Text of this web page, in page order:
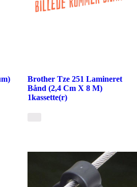
Brother Tze 251 Lamineret
Bånd (2,4 Cm X 8 M)
1kassette(r)